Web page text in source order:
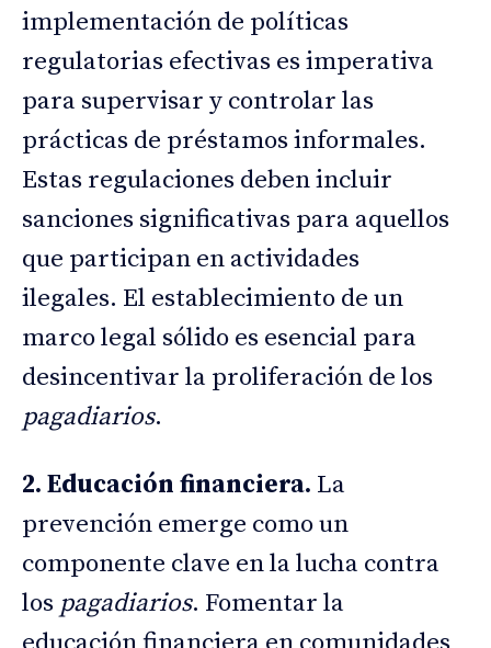
implementación de políticas
regulatorias efectivas es imperativa
para supervisar y controlar las
prácticas de préstamos informales.
Estas regulaciones deben incluir
sanciones significativas para aquellos
que participan en actividades
ilegales. El establecimiento de un
marco legal sólido es esencial para
desincentivar la proliferación de los
pagadiarios.
2. Educación financiera. La
prevención emerge como un
componente clave en la lucha contra
los pagadiarios. Fomentar la